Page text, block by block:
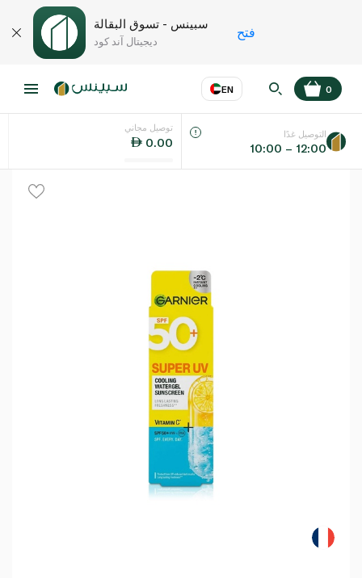
سبينس - تسوق البقالة
ديجيتال آند كود
فتح
EN
اللغة عر
0
توصيل مجاني
0.00
التوصيل غدًا
10:00 – 12:00